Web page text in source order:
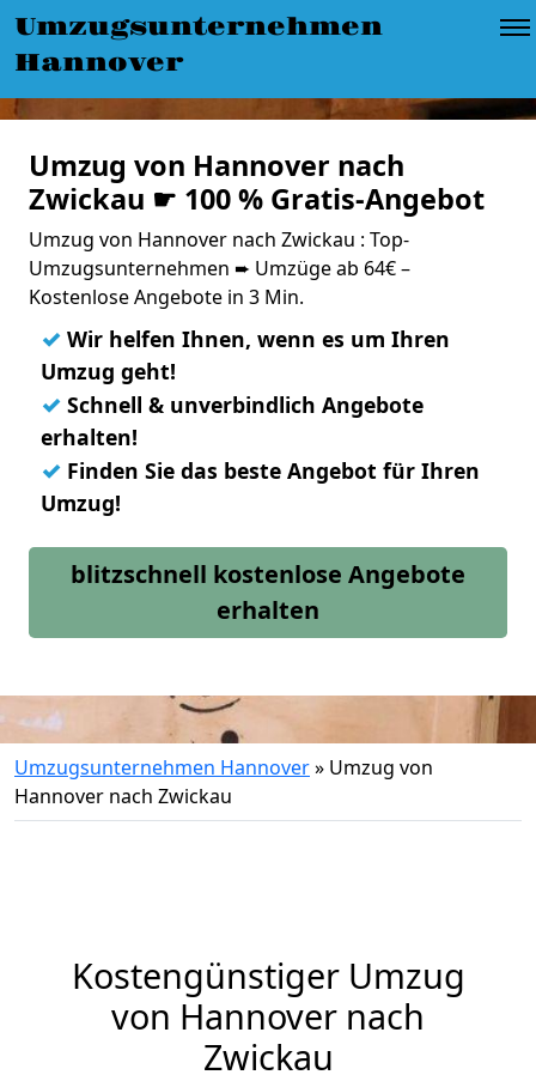
Umzugsunternehmen
Hannover
Umzug von Hannover nach
Zwickau ☛ 100 % Gratis-Angebot
Umzug von Hannover nach Zwickau : Top-
Umzugsunternehmen ➨ Umzüge ab 64€ –
Kostenlose Angebote in 3 Min.
✓ Wir helfen Ihnen, wenn es um Ihren
Umzug geht!
✓ Schnell & unverbindlich Angebote
erhalten!
✓ Finden Sie das beste Angebot für Ihren
Umzug!
blitzschnell kostenlose Angebote
erhalten
Umzugsunternehmen Hannover» Umzug von
Hannover nach Zwickau
Kostengünstiger Umzug
von Hannover nach
Zwickau